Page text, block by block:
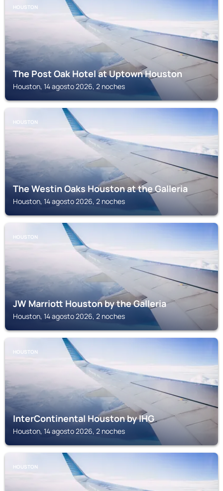
HOUSTON
The Post Oak Hotel at Uptown Houston
Houston, 14 agosto 2026, 2 noches
HOUSTON
The Westin Oaks Houston at the Galleria
Houston, 14 agosto 2026, 2 noches
HOUSTON
JW Marriott Houston by the Galleria
Houston, 14 agosto 2026, 2 noches
HOUSTON
InterContinental Houston by IHG
Houston, 14 agosto 2026, 2 noches
HOUSTON